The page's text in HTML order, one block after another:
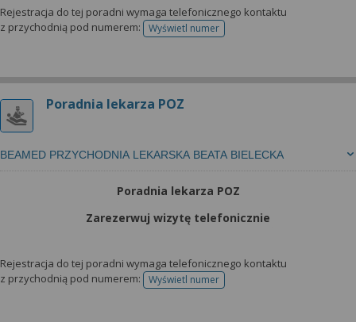
Rejestracja do tej poradni wymaga telefonicznego kontaktu
z przychodnią pod numerem:
Wyświetl numertelefonu do rejestracji
Poradnia lekarza POZ
BEAMED PRZYCHODNIA LEKARSKA BEATA BIELECKA
Poradnia lekarza POZ
Zarezerwuj wizytę telefonicznie
Rejestracja do tej poradni wymaga telefonicznego kontaktu
z przychodnią pod numerem:
Wyświetl numertelefonu do rejestracji